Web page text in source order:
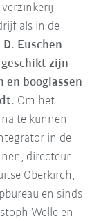
verzinkerij
als in de
D. Euschen
zijn
en booglassen
Om het
te kunnen
in de
directeur
Oberkirch,
en sinds
Welle en